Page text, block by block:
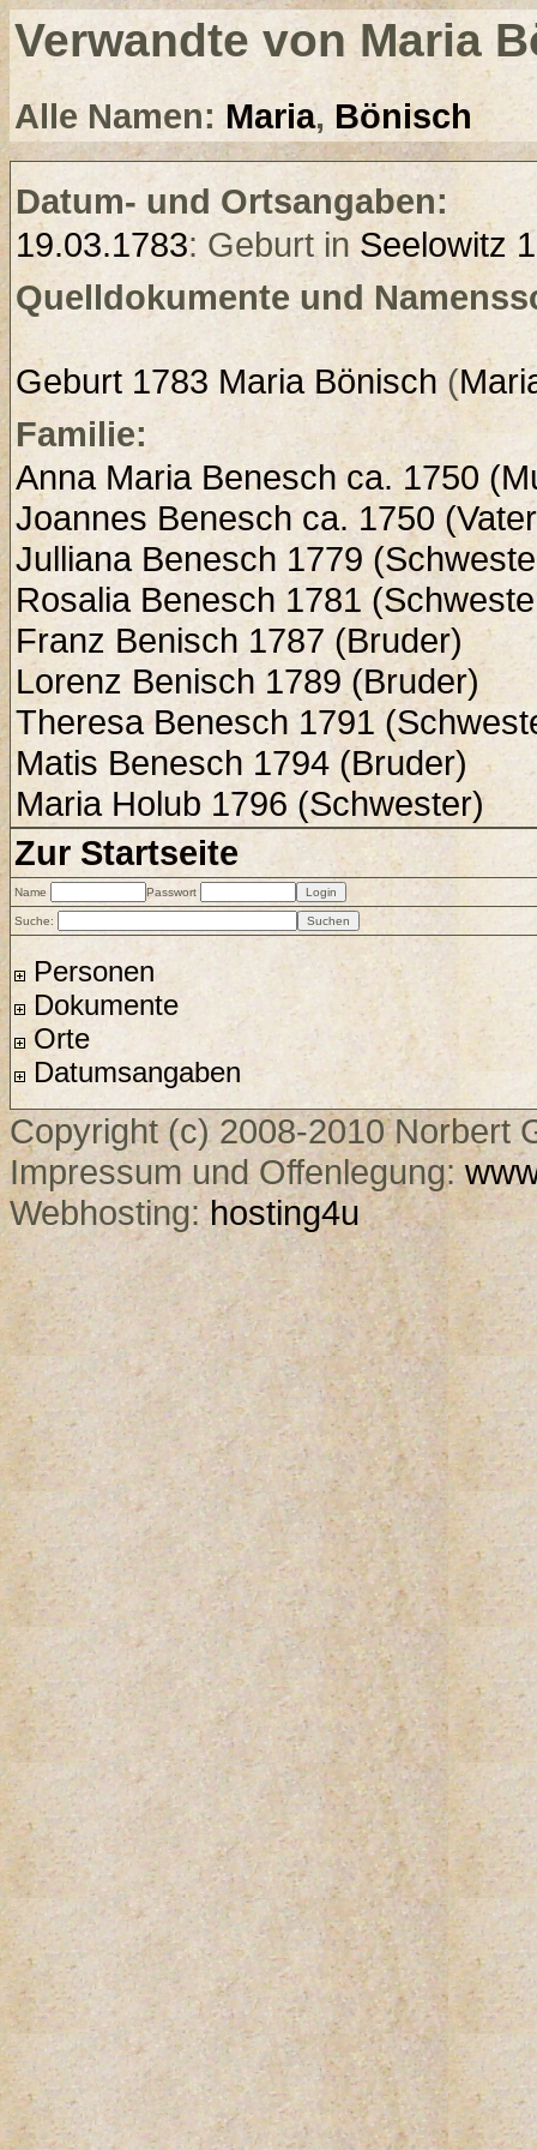
Verwandte von Maria
Alle Namen: Maria, Bönisch
Datum- und Ortsangaben:
19.03.1783: Geburt in Seelowitz 1
Quelldokumente und
Geburt 1783 Maria Bönisch (
Familie:
Anna Maria Benesch ca. 1750
Joannes Benesch ca. 1750
Julliana Benesch 1779
Rosalia Benesch 1781
Franz Benisch 1787 (Bruder)
Lorenz Benisch 1789 (Bruder)
Theresa Benesch 1791
Matis Benesch 1794 (Bruder)
Maria Holub 1796 (Schwester)
Zur Startseite
Name Passwort
Suche:
Personen
Dokumente
Orte
Datumsangaben
Copyright (c) 2008-2010 Norbert
Impressum und Offenlegung:
Webhosting:hosting4u